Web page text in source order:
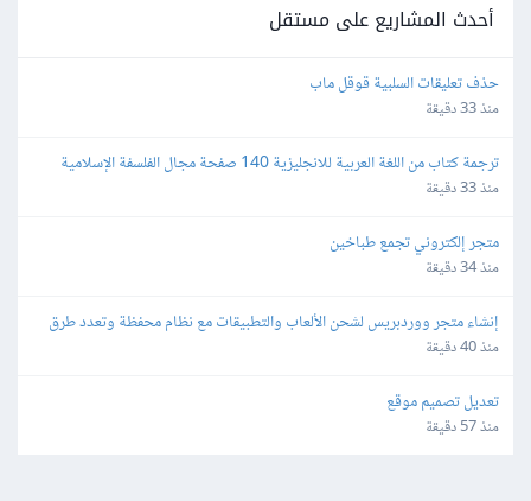
أحدث المشاريع على مستقل
حذف تعليقات السلبية قوقل ماب
منذ 33 دقيقة
وعلم الكلام المعاصر
منذ 33 دقيقة
متجر إلكتروني تجمع طباخين
منذ 34 دقيقة
الدفع
منذ 40 دقيقة
تعديل تصميم موقع
منذ 57 دقيقة